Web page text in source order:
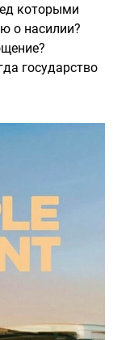
которыми
о насилии?
государство